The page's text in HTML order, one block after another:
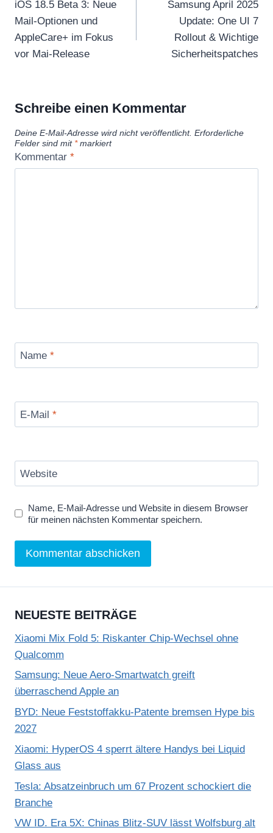
iOS 18.5 Beta 3: Neue
Mail-Optionen und
AppleCare+ im Fokus
vor Mai-Release
Samsung April 2025
Update: One UI 7
Rollout & Wichtige
Sicherheitspatches
Schreibe einen Kommentar
Deine E-Mail-Adresse wird nicht veröffentlicht. Erforderliche
Felder sind mit *markiert
Kommentar *
Name *
E-Mail *
Website
Name, E-Mail-Adresse und Website in diesem Browser
für meinen nächsten Kommentar speichern.
NEUESTE BEITRÄGE
Xiaomi Mix Fold 5: Riskanter Chip-Wechsel ohne
Qualcomm
Samsung: Neue Aero-Smartwatch greift
überraschend Apple an
BYD: Neue Feststoffakku-Patente bremsen Hype bis
2027
Xiaomi: HyperOS 4 sperrt ältere Handys bei Liquid
Glass aus
Tesla: Absatzeinbruch um 67 Prozent schockiert die
Branche
VW ID. Era 5X: Chinas Blitz-SUV lässt Wolfsburg alt